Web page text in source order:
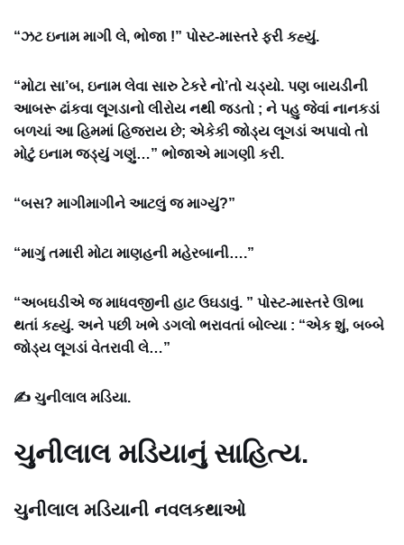
“ઝટ ઇનામ માગી લે, ભોજા !” પોસ્ટ-માસ્તરે ફરી કહ્યું.
“મોટા સા’બ, ઇનામ લેવા સારુ ટેકરે નો’તો ચડ્યો. પણ બાયડીની
આબરૂ ઢાંકવા લૂગડાનો લીરોય નથી જડતો ; ને પહુ જેવાં નાનકડાં
બળચાં આ હિમમાં હિજરાય છે; એકેકી જોડ્ય લૂગડાં અપાવો તો
મોટું ઇનામ જડ્યું ગણું…” ભોજાએ માગણી કરી.
“બસ? માગીમાગીને આટલું જ માગ્યું?”
“માગું તમારી મોટા માણહની મહેરબાની….”
“અબઘડીએ જ માધવજીની હાટ ઉઘડાવું. ” પોસ્ટ-માસ્તરે ઊભા
થતાં કહ્યું. અને પછી ખભે ડગલો ભરાવતાં બોલ્યા : “એક શું, બબ્બે
જોડ્ય લૂગડાં વેતરાવી લે…”
✍ ચુનીલાલ મડિયા.
ચુનીલાલ મડિયાનું સાહિત્ય.
ચુનીલાલ મડિયાની નવલકથાઓ